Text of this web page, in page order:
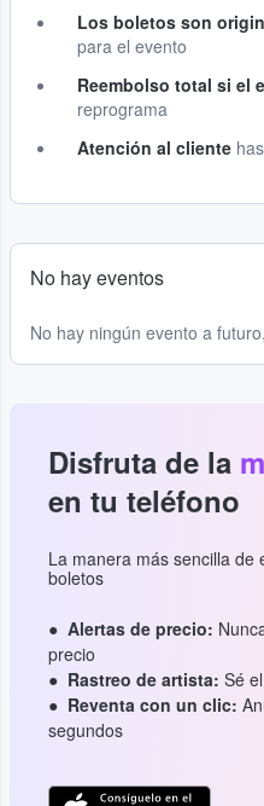
Los boletos son
para el evento
Reembolso total si el
reprograma
Atención al cliente
No hay eventos
No hay ningún evento a
Disfruta de la
en tu teléfono
La manera más sencilla
boletos
Alertas de precio:
precio
Rastreo de artista: Sé
Reventa con un clic:
segundos